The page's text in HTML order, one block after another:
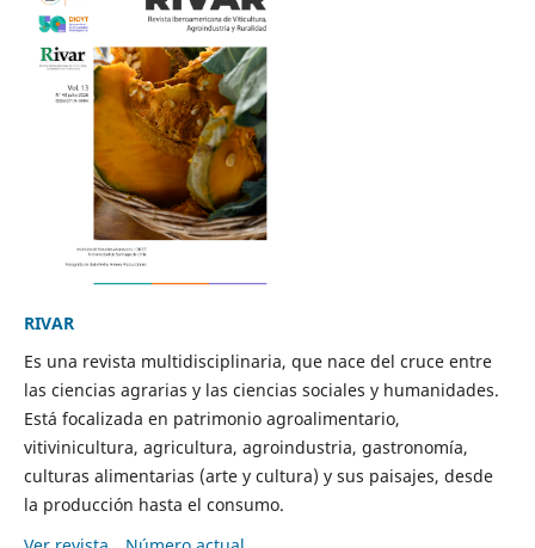
RIVAR
Es una revista multidisciplinaria, que nace del cruce entre
las ciencias agrarias y las ciencias sociales y humanidades.
Está focalizada en patrimonio agroalimentario,
vitivinicultura, agricultura, agroindustria, gastronomía,
culturas alimentarias (arte y cultura) y sus paisajes, desde
la producción hasta el consumo.